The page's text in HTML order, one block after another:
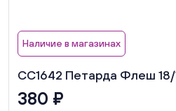
Наличие в магазинах
СС1642 Петарда Флеш
380 ₽